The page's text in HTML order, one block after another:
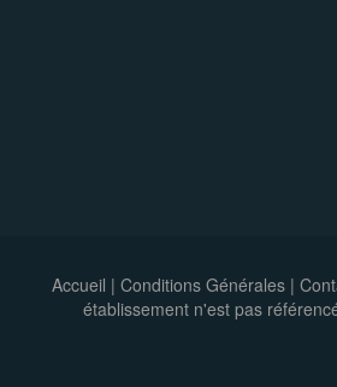
Accueil | Conditions Générales|
établissement n'est pas